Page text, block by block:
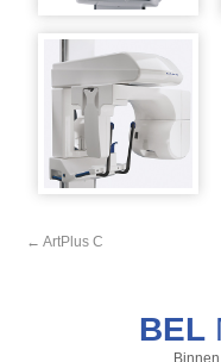
← ArtPlus C
BEL